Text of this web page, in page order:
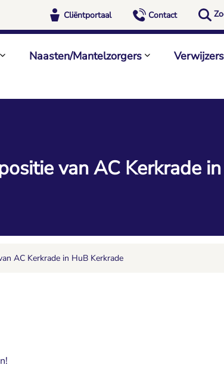
Cliëntportaal Contact
Naasten/Mantelzorgers Verwijzers
van AC Kerkrade
AC Kerkrade in HuB Kerkrade